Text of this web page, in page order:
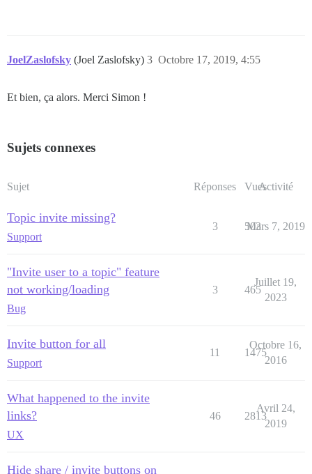
JoelZaslofsky (Joel Zaslofsky) Octobre 17, 2019, 4:55
3
Et bien, ça alors. Merci Simon !
Sujets connexes
Sujet Réponses VuesActivité
Topic invite missing?
Support
3 503
Mars 7, 2019
"Invite user to a topic" feature
not working/loading
Bug
3 465
Juillet 19,
2023
Invite button for all
Support
11 1475
Octobre 16,
2016
What happened to the invite
links?
UX
46 2813
Avril 24,
2019
Hide share / invite buttons on